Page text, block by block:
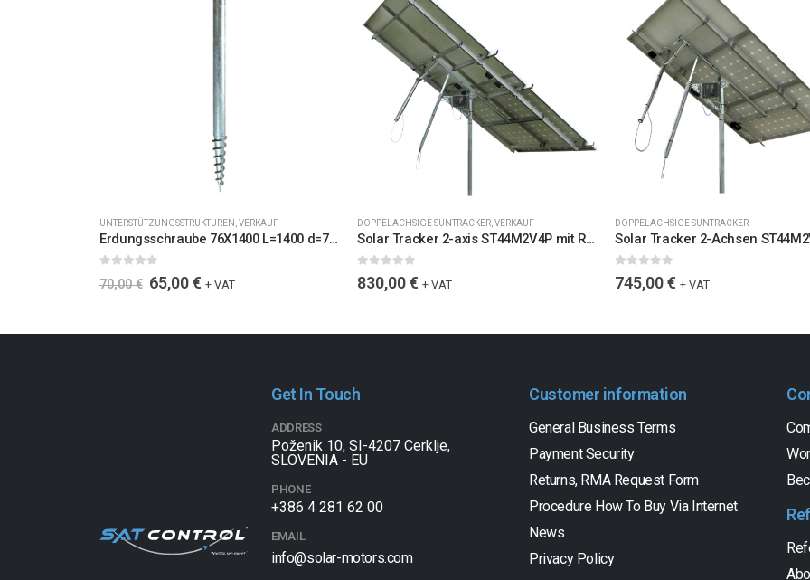
UNTERSTÜTZUNGSSTRUKTUREN VERKAUF
Erdungsschraube 76X1400 L=1400 d=76/60
70,00€ 65,00€ + VAT
DOPPELACHSIGE SUNTRACKER VERKAUF
Solar Tracker 2-axis ST44M2V4P mit Rückenstruktur fuer 4 Pan. / 0103 / ST44M2V4P, ohne Hauptmast und Erdungsschrauben
0out of 5
830,00€ + VAT
DOPPELACHSIGE SUNTRACKER
0out of 5
745,00€ + VAT
Get In Touch
ADDRESS
Poženik 10, SI-4207 Cerklje,
SLOVENIA - EU
PHONE
+386 4 281 62 00
EMAIL
info@solar-motors.com
Customer information
General Business Terms
Payment Security
Returns, RMA Request Form
Procedure How To Buy Via Internet
News
Privacy Policy